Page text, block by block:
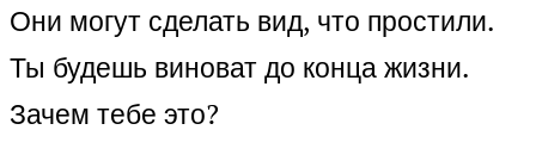
Они могут сделать вид, что простили.
Ты будешь виноват до конца жизни.
Зачем тебе это?